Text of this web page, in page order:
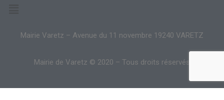
Mairie Varetz – Avenue du 11 novembre 19240 VARETZ
Mairie de Varetz © 2020 – Tous droits réservés